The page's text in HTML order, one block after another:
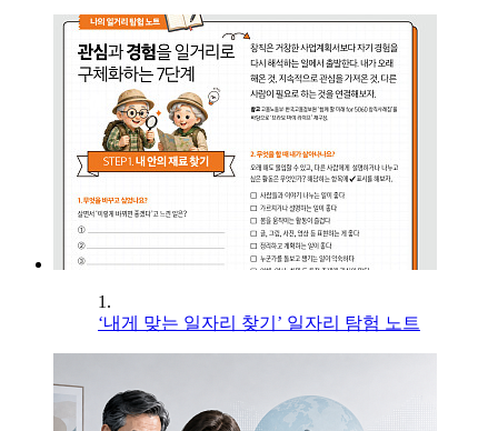
1.
‘내게 맞는 일자리 찾기’ 일자리 탐험 노트